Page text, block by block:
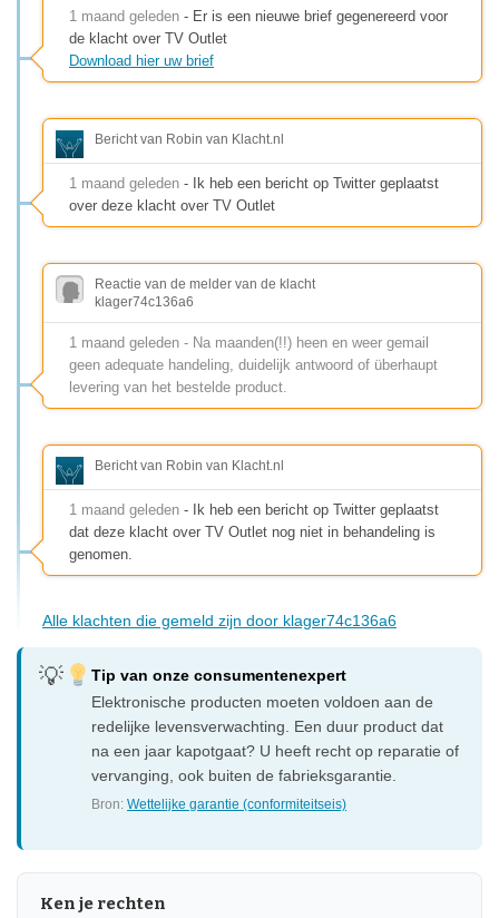
1 maand geleden - Er is een nieuwe brief gegenereerd voor
de klacht over TV Outlet
Download hier uw brief
Bericht van Robin van Klacht.nl
1 maand geleden - Ik heb een bericht op Twitter geplaatst
over deze klacht over TV Outlet
Reactie van de melder van de klacht
klager74c136a6
1 maand geleden - Na maanden(!!) heen en weer gemail
geen adequate handeling, duidelijk antwoord of überhaupt
levering van het bestelde product.
Bericht van Robin van Klacht.nl
1 maand geleden - Ik heb een bericht op Twitter geplaatst
dat deze klacht over TV Outlet nog niet in behandeling is
genomen.
Alle klachten die gemeld zijn door klager74c136a6
Tip van onze consumentenexpert
Elektronische producten moeten voldoen aan de
redelijke levensverwachting. Een duur product dat
na een jaar kapotgaat? U heeft recht op reparatie of
vervanging, ook buiten de fabrieksgarantie.
Bron:Wettelijke garantie (conformiteitseis)
Ken je rechten